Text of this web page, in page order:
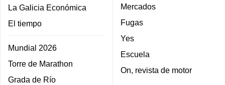
La Galicia Económica
El tiempo
Mundial 2026
Torre de Marathon
Grada de Río
Mercados
Fugas
Yes
Escuela
On, revista de motor